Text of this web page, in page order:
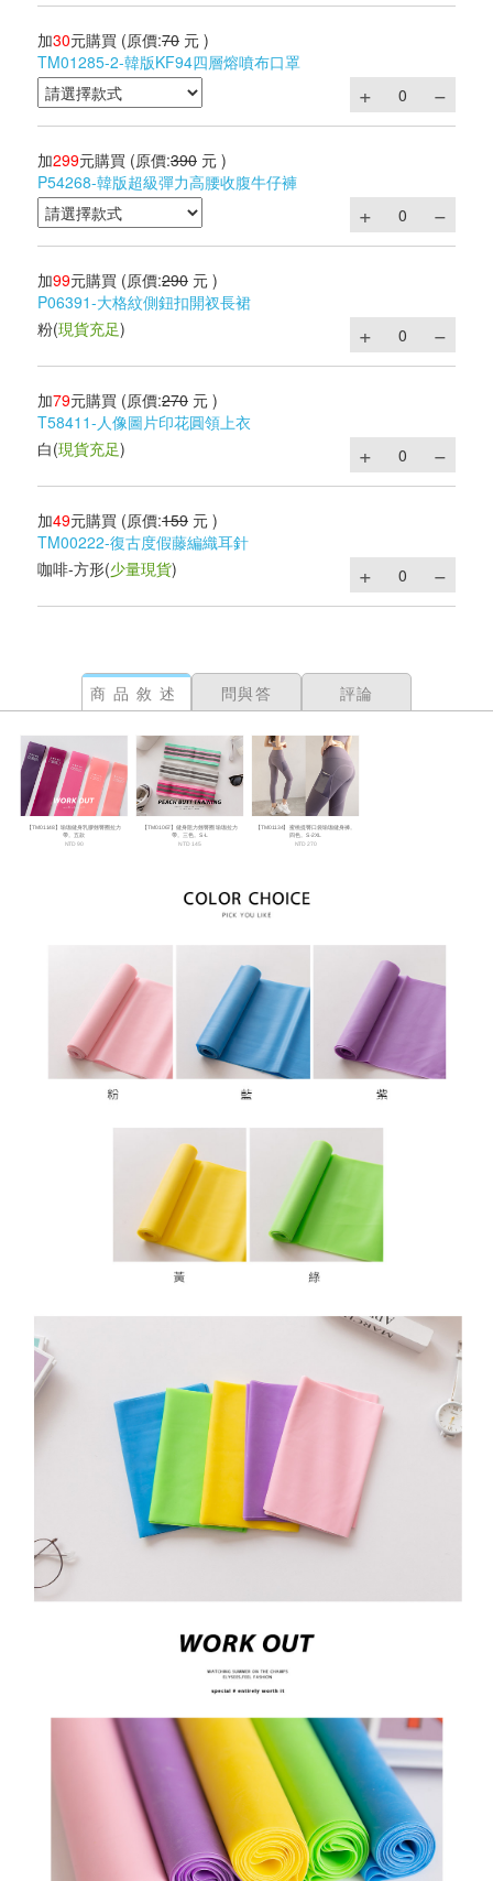
加30元購買 (原價:70 元 )
TM01285-2-韓版KF94四層熔噴布口罩
加299元購買 (原價:390 元 )
P54268-韓版超級彈力高腰收腹牛仔褲
加99元購買 (原價:290 元 )
P06391-大格紋側鈕扣開衩長裙
粉(現貨充足)
加79元購買 (原價:270 元 )
T58411-人像圖片印花圓領上衣
白(現貨充足)
加49元購買 (原價:159 元 )
TM00222-復古度假藤編織耳針
咖啡-方形(少量現貨)
商品敘述 問與答 評論